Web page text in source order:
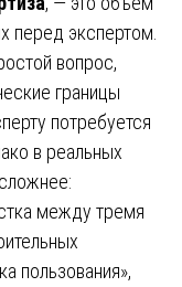
перед экспертом.
вопрос,
границы
потребуется
в реальных
между тремя
пользования»,